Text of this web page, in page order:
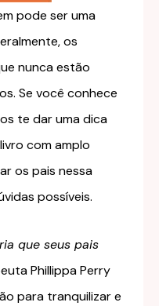
pode ser uma
os
nunca estão
Se você conhece
te dar uma dica
com amplo
os pais nessa
possíveis.
que seus pais
Phillippa Perry
para tranquilizar e